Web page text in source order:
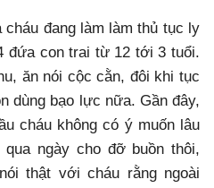
đang làm làm thủ tục ly
đứa con trai từ 12 tới 3 tuổi.
ăn nói cộc cằn, đôi khi tục
dùng bạo lực nữa. Gần đây,
cháu không có ý muốn lâu
ngày cho đỡ buồn thôi,
thật với cháu rằng ngoài